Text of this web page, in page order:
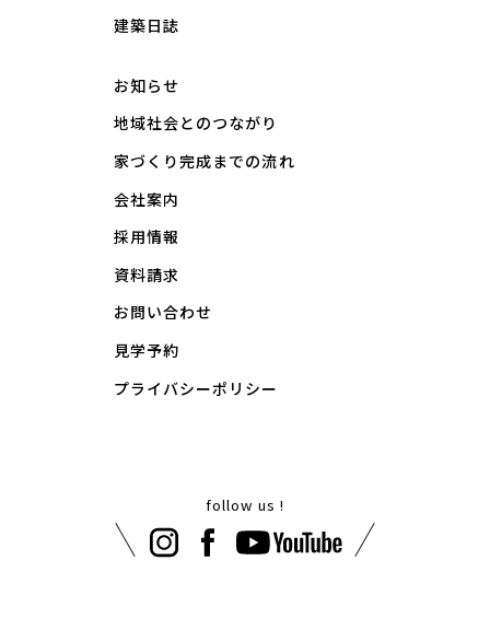
建築日誌
お知らせ
地域社会とのつながり
家づくり完成までの流れ
会社案内
採用情報
資料請求
お問い合わせ
見学予約
プライバシーポリシー
follow us !